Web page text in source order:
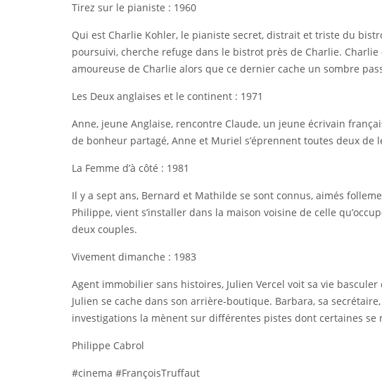
Tirez sur le pianiste : 1960
Qui est Charlie Kohler, le pianiste secret, distrait et triste du
poursuivi, cherche refuge dans le bistrot près de Charlie.
amoureuse de Charlie alors que ce dernier cache un sombre
Les Deux anglaises et le continent : 1971
Anne, jeune Anglaise, rencontre Claude, un jeune écrivain
de bonheur partagé, Anne et Muriel s’éprennent toutes deux de
La Femme d’à côté : 1981
Il y a sept ans, Bernard et Mathilde se sont connus, aimés
Philippe, vient s’installer dans la maison voisine de celle
deux couples.
Vivement dimanche : 1983
Agent immobilier sans histoires, Julien Vercel voit sa vie
Julien se cache dans son arrière-boutique. Barbara, sa
investigations la mènent sur différentes pistes dont certaines
Philippe Cabrol
#cinema #FrançoisTruffaut